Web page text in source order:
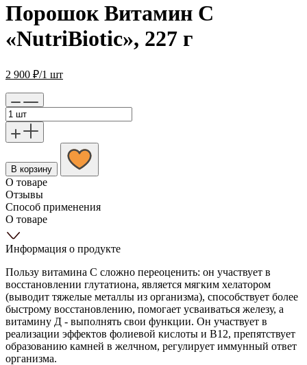
Порошок Витамин С
«NutriBiotic», 227 г
2 900 ₽/1 шт
В корзину
О товаре
Отзывы
Способ применения
О товаре
Информация о продукте
Пользу витамина С сложно переоценить: он участвует в
восстановлении глутатиона, является мягким хелатором
(выводит тяжелые металлы из организма), способствует более
быстрому восстановлению, помогает усваиваться железу, а
витамину Д - выполнять свои функции. Он участвует в
реализации эффектов фолиевой кислоты и B12, препятствует
образованию камней в желчном, регулирует иммунный ответ
организма.